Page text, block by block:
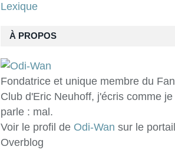
À PROPOS
Fondatrice et unique membre du Fan
Club d'Eric Neuhoff, j'écris comme je
parle : mal.
Voir le profil de Odi-Wan sur le portail
Overblog
Lexique